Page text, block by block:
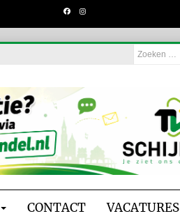
CONTACT VACATURES